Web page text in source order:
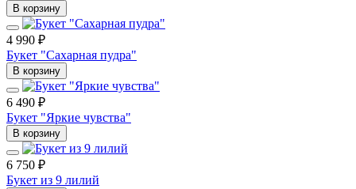
В корзину
4 990 ₽
Букет "Сахарная пудра"
В корзину
6 490 ₽
Букет "Яркие чувства"
В корзину
6 750 ₽
Букет из 9 лилий